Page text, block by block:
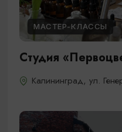
МАСТЕР-КЛАССЫ
Студия
Калининград, ул.